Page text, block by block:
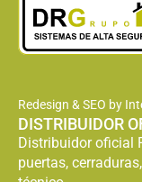
Redesign & SEO by
DISTRIBUIDOR
Distribuidor oficial
puertas,